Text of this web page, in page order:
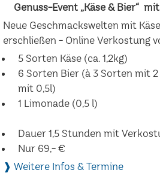
Genuss-Event „Käse & Bier“
Neue Geschmackswelten mit
erschließen - Online Verkostung
5 Sorten Käse (ca. 1,2kg)
6 Sorten Bier (à 3 Sorten mit
mit 0,5l)
1 Limonade (0,5 l)
Dauer 1,5 Stunden mit
Nur 69,- €
❱ Weitere Infos & Termine